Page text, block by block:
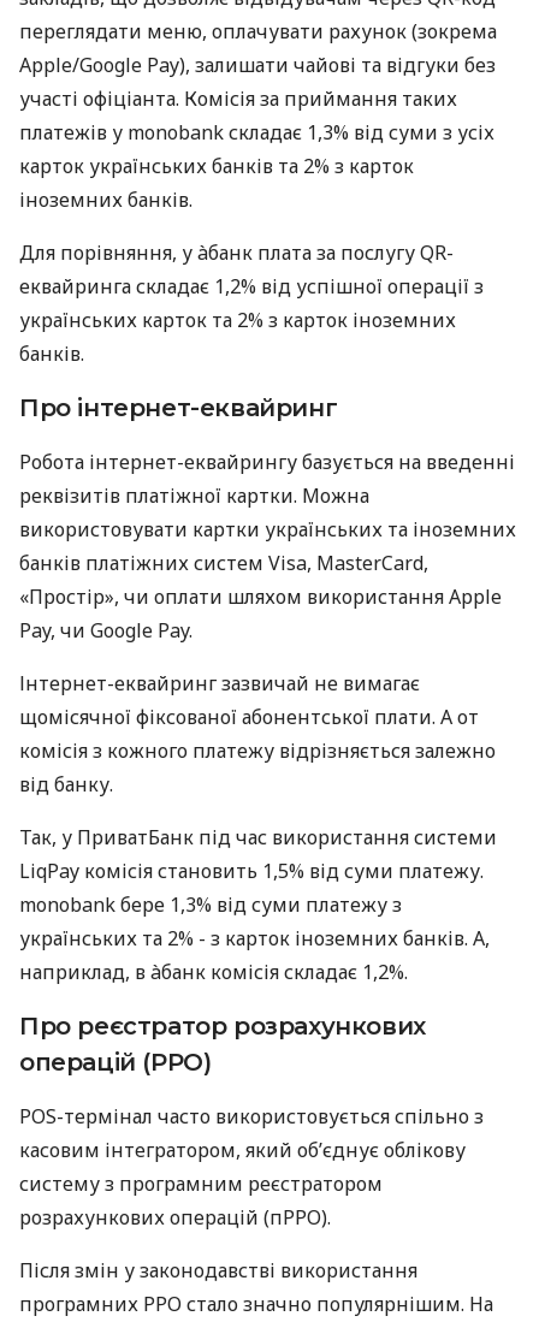
переглядати меню, оплачувати рахунок (зокрема
Apple/Google Pay), залишати чайові та відгуки без
участі офіціанта. Комісія за приймання таких
платежів у monobank складає 1,3% від суми з усіх
карток українських банків та 2% з карток
іноземних банків.
Для порівняння, у àбанк плата за послугу QR-
еквайринга складає 1,2% від успішної операції з
українських карток та 2% з карток іноземних
банків.
Про інтернет-еквайринг
Робота інтернет-еквайрингу базується на введенні
реквізитів платіжної картки. Можна
використовувати картки українських та іноземних
банків платіжних систем Visa, MasterCard,
«Простір», чи оплати шляхом використання Apple
Pay, чи Google Pay.
Інтернет-еквайринг зазвичай не вимагає
щомісячної фіксованої абонентської плати. А от
комісія з кожного платежу відрізняється залежно
від банку.
Так, у ПриватБанк під час використання системи
LiqPay комісія становить 1,5% від суми платежу.
monobank бере 1,3% від суми платежу з
українських та 2% - з карток іноземних банків. А,
наприклад, в àбанк комісія складає 1,2%.
Про реєстратор розрахункових
операцій (РРО)
POS-термінал часто використовується спільно з
касовим інтегратором, який об’єднує облікову
систему з програмним реєстратором
розрахункових операцій (пРРО).
Після змін у законодавстві використання
програмних РРО стало значно популярнішим. На